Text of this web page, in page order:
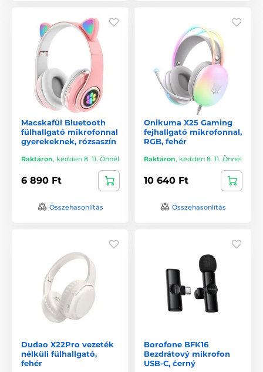
Macskafül Bluetooth
fülhallgató mikrofonnal
gyerekeknek, rózsaszín
Raktáron, kedden 8. 11. Önnél
6 890 Ft
Összehasonlítás
Onikuma X25 Gaming
fejhallgató mikrofonnal,
RGB, fehér
Raktáron, kedden 8. 11. Önnél
10 640 Ft
Összehasonlítás
Dudao X22Pro vezeték
nélküli fülhallgató,
fehér
Borofone BFK16
Bezdrátový mikrofon
USB-C, černý